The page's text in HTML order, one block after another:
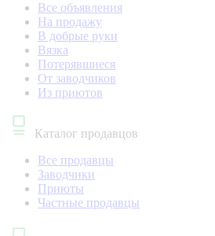
Все объявления
На продажу
В добрые руки
Вязка
Потерявшиеся
От заводчиков
Из приютов
Каталог продавцов
Все продавцы
Заводчики
Приюты
Частные продавцы